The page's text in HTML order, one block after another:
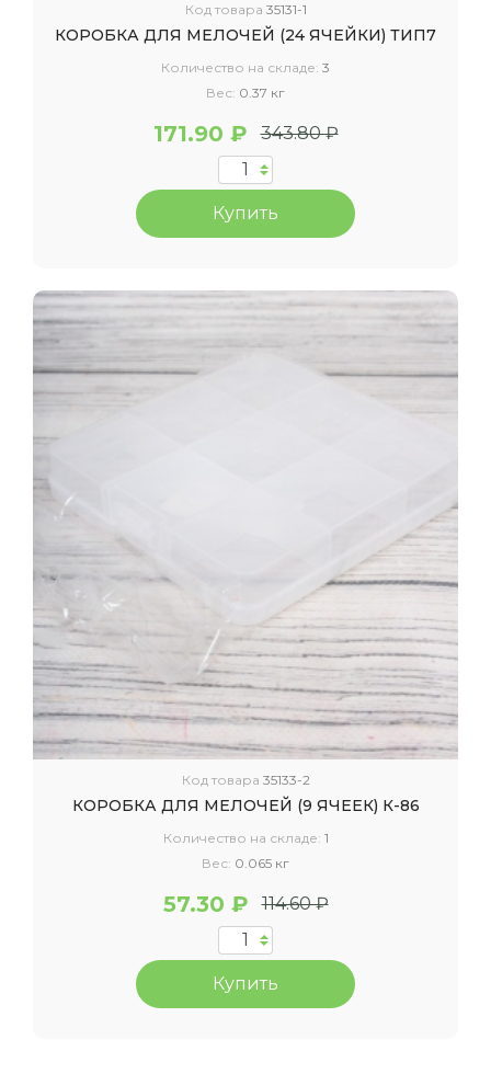
Код товара 35131-1
КОРОБКА ДЛЯ МЕЛОЧЕЙ (24 ЯЧЕЙКИ) ТИП7
Количество на складе: 3
Вес: 0.37 кг
171.90 ₽ 343.80 ₽
Купить
Код товара 35133-2
КОРОБКА ДЛЯ МЕЛОЧЕЙ (9 ЯЧЕЕК) К-86
Количество на складе: 1
Вес: 0.065 кг
57.30 ₽ 114.60 ₽
Купить